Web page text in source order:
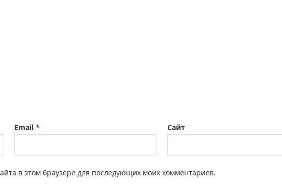
Email * Сайт
в этом браузере для последующих моих комментариев.